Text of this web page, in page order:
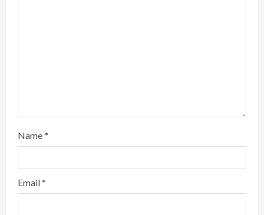
Name*
Email*